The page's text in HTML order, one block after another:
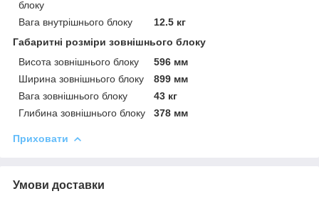
блоку
Вага внутрішнього блоку
12.5 кг
Габаритні розміри зовнішнього блоку
Висота зовнішнього блоку
596 мм
Ширина зовнішнього блоку
899 мм
Вага зовнішнього блоку
43 кг
Глибина зовнішнього блоку
378 мм
Приховати
Умови доставки